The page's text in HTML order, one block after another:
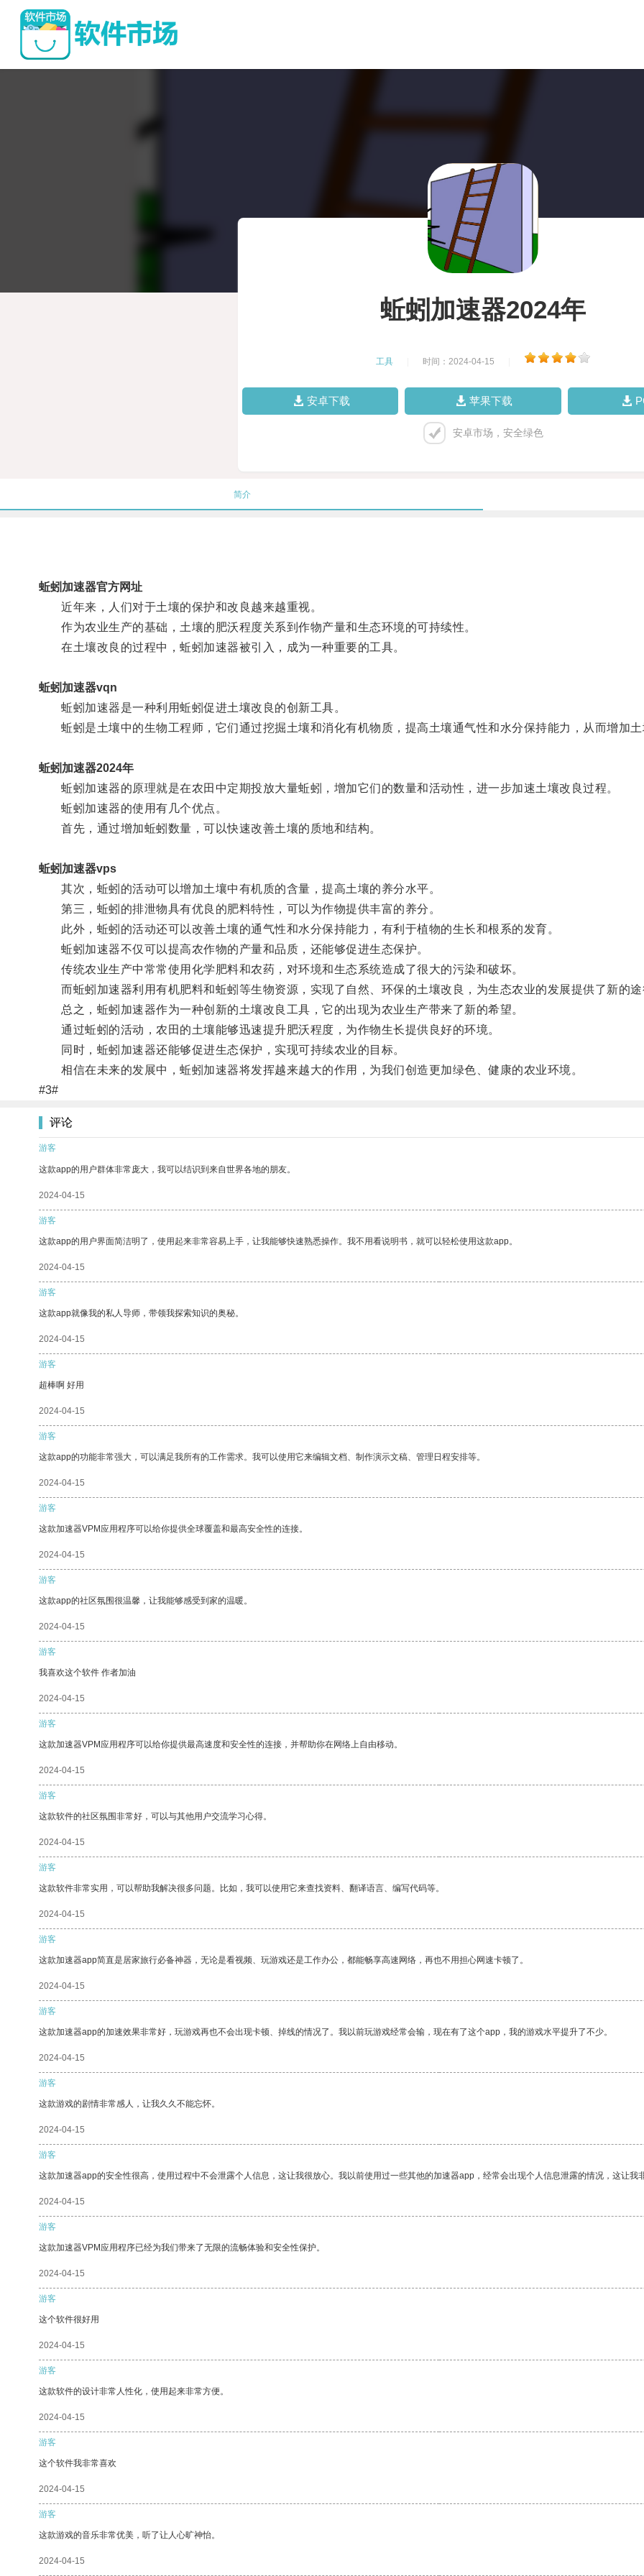
蚯蚓加速器2024年
工具 时间：2024-04-15
安卓下载 苹果下载
安卓市场，安全绿色
简介
蚯蚓加速器官方网址
近年来，人们对于土壤的保护和改良越来越重视。
作为农业生产的基础，土壤的肥沃程度关系到作物产量和生态环境的可持续性。
在土壤改良的过程中，蚯蚓加速器被引入，成为一种重要的工具。
蚯蚓加速器vqn
蚯蚓加速器是一种利用蚯蚓促进土壤改良的创新工具。
蚯蚓是土壤中的生物工程师，它们通过挖掘土壤和消化有机物质，提高土壤通气性和水分保持能力，从而增加土
蚯蚓加速器2024年
蚯蚓加速器的原理就是在农田中定期投放大量蚯蚓，增加它们的数量和活动性，进一步加速土壤改良过程。
蚯蚓加速器的使用有几个优点。
首先，通过增加蚯蚓数量，可以快速改善土壤的质地和结构。
蚯蚓加速器vps
其次，蚯蚓的活动可以增加土壤中有机质的含量，提高土壤的养分水平。
第三，蚯蚓的排泄物具有优良的肥料特性，可以为作物提供丰富的养分。
此外，蚯蚓的活动还可以改善土壤的通气性和水分保持能力，有利于植物的生长和根系的发育。
蚯蚓加速器不仅可以提高农作物的产量和品质，还能够促进生态保护。
传统农业生产中常常使用化学肥料和农药，对环境和生态系统造成了很大的污染和破坏。
而蚯蚓加速器利用有机肥料和蚯蚓等生物资源，实现了自然、环保的土壤改良，为生态农业的发展提供了新的途
总之，蚯蚓加速器作为一种创新的土壤改良工具，它的出现为农业生产带来了新的希望。
通过蚯蚓的活动，农田的土壤能够迅速提升肥沃程度，为作物生长提供良好的环境。
同时，蚯蚓加速器还能够促进生态保护，实现可持续农业的目标。
相信在未来的发展中，蚯蚓加速器将发挥越来越大的作用，为我们创造更加绿色、健康的农业环境。
#3#
评论
游客
这款app的用户群体非常庞大，我可以结识到来自世界各地的朋友。
2024-04-15
游客
这款app的用户界面简洁明了，使用起来非常容易上手，让我能够快速熟悉操作。我不用看说明书，就可以轻松使用这款app。
2024-04-15
游客
这款app就像我的私人导师，带领我探索知识的奥秘。
2024-04-15
游客
超棒啊 好用
2024-04-15
游客
这款app的功能非常强大，可以满足我所有的工作需求。我可以使用它来编辑文档、制作演示文稿、管理日程安排等。
2024-04-15
游客
这款加速器VPM应用程序可以给你提供全球覆盖和最高安全性的连接。
2024-04-15
游客
这款app的社区氛围很温馨，让我能够感受到家的温暖。
2024-04-15
游客
我喜欢这个软件 作者加油
2024-04-15
游客
这款加速器VPM应用程序可以给你提供最高速度和安全性的连接，并帮助你在网络上自由移动。
2024-04-15
游客
这款软件的社区氛围非常好，可以与其他用户交流学习心得。
2024-04-15
游客
这款软件非常实用，可以帮助我解决很多问题。比如，我可以使用它来查找资料、翻译语言、编写代码等。
2024-04-15
游客
这款加速器app简直是居家旅行必备神器，无论是看视频、玩游戏还是工作办公，都能畅享高速网络，再也不用担心网速卡顿了。
2024-04-15
游客
这款加速器app的加速效果非常好，玩游戏再也不会出现卡顿、掉线的情况了。我以前玩游戏经常会输，现在有了这个app，我的游戏水平提升了不少。
2024-04-15
游客
这款游戏的剧情非常感人，让我久久不能忘怀。
2024-04-15
游客
这款加速器app的安全性很高，使用过程中不会泄露个人信息，这让我很放心。我以前使用过一些其他的加速器app，经常会出现个人信息泄露的情况，这让我
2024-04-15
游客
这款加速器VPM应用程序已经为我们带来了无限的流畅体验和安全性保护。
2024-04-15
游客
这个软件很好用
2024-04-15
游客
这款软件的设计非常人性化，使用起来非常方便。
2024-04-15
游客
这个软件我非常喜欢
2024-04-15
游客
这款游戏的音乐非常优美，听了让人心旷神怡。
2024-04-15